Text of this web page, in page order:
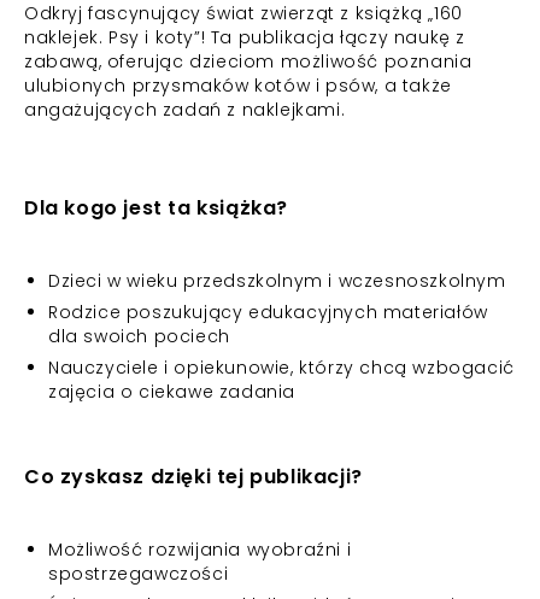
Odkryj fascynujący świat zwierząt z książką „160
naklejek. Psy i koty”! Ta publikacja łączy naukę z
zabawą, oferując dzieciom możliwość poznania
ulubionych przysmaków kotów i psów, a także
angażujących zadań z naklejkami.
Dla kogo jest ta książka?
Dzieci w wieku przedszkolnym i wczesnoszkolnym
Rodzice poszukujący edukacyjnych materiałów
dla swoich pociech
Nauczyciele i opiekunowie, którzy chcą wzbogacić
zajęcia o ciekawe zadania
Co zyskasz dzięki tej publikacji?
Możliwość rozwijania wyobraźni i
spostrzegawczości